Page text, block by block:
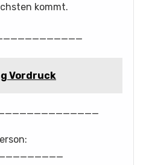
kommt.
Vordruck